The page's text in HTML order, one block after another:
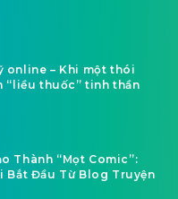
online – Khi một thói
“liều thuốc” tinh thần
Thành “Mọt Comic”:
Bắt Đầu Từ Blog Truyện